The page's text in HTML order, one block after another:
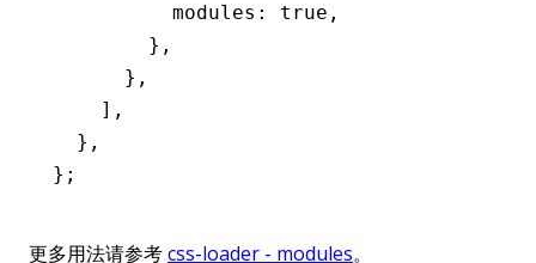
          modules
: true ,
        }
,
      }
,
    ]
,
  }
,
};
更多用法请参考css-loader - modules。